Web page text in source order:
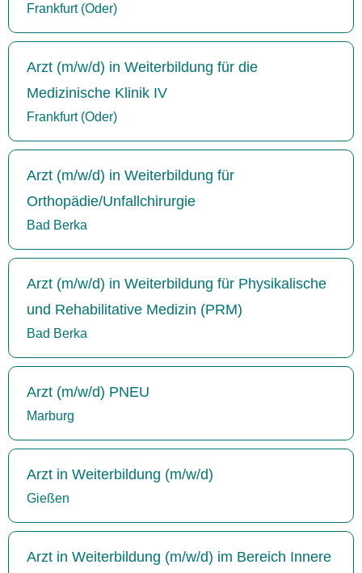
Frankfurt (Oder)
Arzt (m/w/d) in Weiterbildung für die
Medizinische Klinik IV
Frankfurt (Oder)
Arzt (m/w/d) in Weiterbildung für
Orthopädie/Unfallchirurgie
Bad Berka
Arzt (m/w/d) in Weiterbildung für Physikalische
und Rehabilitative Medizin (PRM)
Bad Berka
Arzt (m/w/d) PNEU
Marburg
Arzt in Weiterbildung (m/w/d)
Gießen
Arzt in Weiterbildung (m/w/d) im Bereich Innere